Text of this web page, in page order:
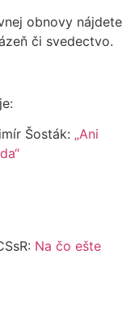
obnovy nájdete
či svedectvo.
Šosták: „Ani
Na čo ešte